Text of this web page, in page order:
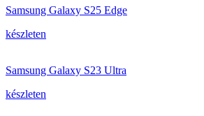
Samsung Galaxy S25 Edge
készleten
Samsung Galaxy S23 Ultra
készleten